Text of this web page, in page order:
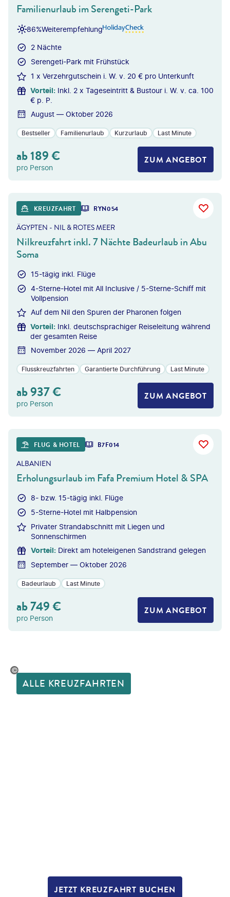
Familienurlaub im Serengeti-Park
Weiterempfehlung
86%
2 Nächte
Serengeti-Park mit Frühstück
1 x Verzehrgutschein i. W. v. 20 € pro Unterkunft
Vorteil: Inkl. 2 x Tageseintritt & Bustour i. W. v. ca. 100
€ p. P.
August — Oktober 2026
Bestseller Familienurlaub Kurzurlaub Last Minute
ab189€
pro Person
ZUM ANGEBOT
KREUZFAHRT RYN054
ÄGYPTEN - NIL & ROTES MEER
Nilkreuzfahrt inkl. 7 Nächte Badeurlaub in Abu
Soma
15-tägig inkl. Flüge
4-Sterne-Hotel mit All Inclusive / 5-Sterne-Schiff mit
Vollpension
Auf dem Nil den Spuren der Pharonen folgen
Vorteil: Inkl. deutschsprachiger Reiseleitung während
der gesamten Reise
November 2026 — April 2027
Flusskreuzfahrten Garantierte Durchführung Last Minute
ab937€
pro Person
ZUM ANGEBOT
FLUG & HOTEL B7F014
ALBANIEN
Erholungsurlaub im Fafa Premium Hotel & SPA
8- bzw. 15-tägig inkl. Flüge
5-Sterne-Hotel mit Halbpension
Privater Strandabschnitt mit Liegen und
Sonnenschirmen
Vorteil: Direkt am hoteleigenen Sandstrand gelegen
September — Oktober 2026
Badeurlaub Last Minute
ab749€
pro Person
ZUM ANGEBOT
stock.adobe.com
ALLE KREUZFAHRTEN
JETZT KREUZFAHRT BUCHEN